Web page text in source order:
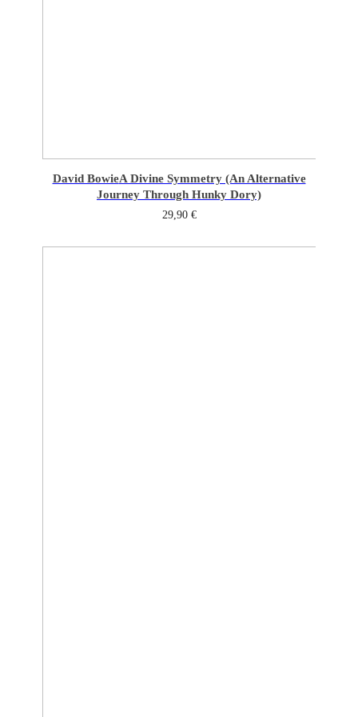
David BowieA Divine Symmetry (An Alternative
Journey Through Hunky Dory)
29,90 €